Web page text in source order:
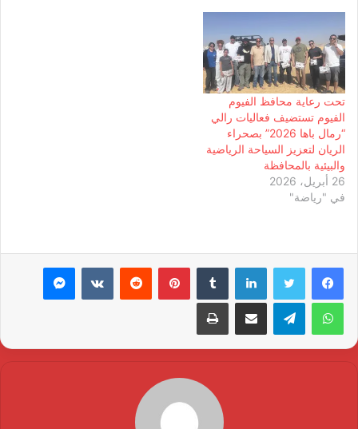
تحت رعاية محافظ الفيوم
الفيوم تستضيف فعاليات رالي
“رمال باها 2026” بصحراء
الريان لتعزيز السياحة الرياضية
والبيئية بالمحافظة
26 أبريل، 2026
في "رياضة"
لينكدإن بينتيريست ماسنجر
واتساب تيلقرام مشاركة عبر البريد طباعة